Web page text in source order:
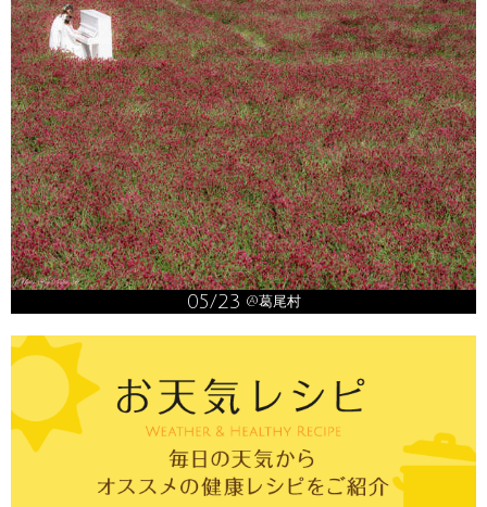
05/23 @葛尾村